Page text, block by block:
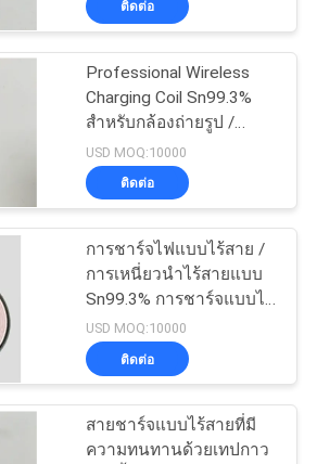
ติดต่อ
Professional Wireless
Charging Coil Sn99.3%
สำหรับกล้องถ่ายรูป /
โทรศัพท์มือถือ
USD MOQ:10000
ติดต่อ
การชาร์จไฟแบบไร้สาย /
การเหนี่ยวนำไร้สายแบบ
Sn99.3% การชาร์จแบบไร้
สายสำหรับโทรศัพท์มือถือ
USD MOQ:10000
ติดต่อ
สายชาร์จแบบไร้สายที่มี
ความทนทานด้วยเทปกาว